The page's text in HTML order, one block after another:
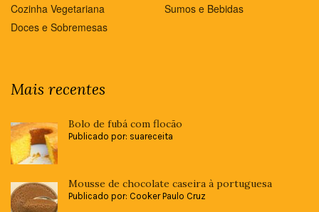
Cozinha Vegetariana
Doces e Sobremesas
Sumos e Bebidas
Mais recentes
Bolo de fubá com flocão
Publicado por: suareceita
Mousse de chocolate caseira à portuguesa
Publicado por: Cooker Paulo Cruz